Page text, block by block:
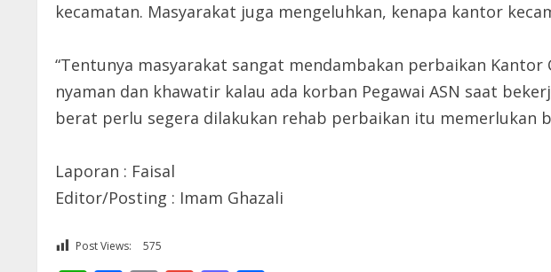
kecamatan. Masyarakat juga mengeluhkan, kenapa kantor
“Tentunya masyarakat sangat mendambakan perbaikan
nyaman dan khawatir kalau ada korban Pegawai ASN saat
berat perlu segera dilakukan rehab perbaikan itu memerlukan
Laporan : Faisal
Editor/Posting : Imam Ghazali
Post Views: 575